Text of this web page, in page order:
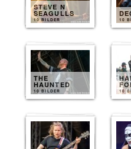
STEVE N
SEAGULLS
10 BILDER 10
THE
HAUNTED
10 BILDER 10